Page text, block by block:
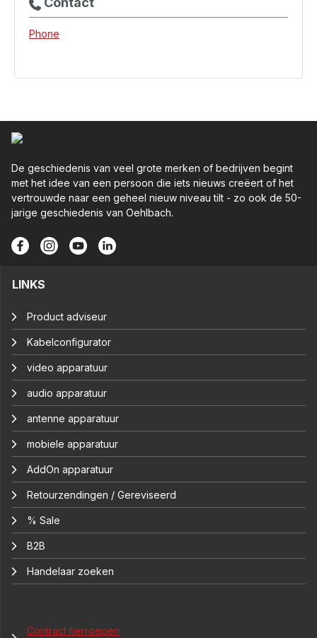
Phone
De geschiedenis van veel grote merken of bedrijven begint
met het idee van een persoon die iets nieuws creëert of het
vertrouwde naar een geheel nieuw niveau tilt - zo ook de 50-
jarige geschiedenis van Oehlbach.
LINKS
Product adviseur
Kabelconfigurator
video apparatuur
audio apparatuur
antenne apparatuur
mobiele apparatuur
AddOn apparatuur
Retourzendingen / Gereviseerd
% Sale
B2B
Handelaar zoeken
Contract herroepen